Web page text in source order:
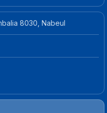
8030, Nabeul